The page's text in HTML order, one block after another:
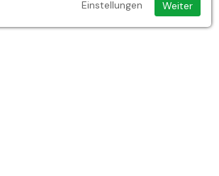
2 Suivant › Weiter
Einstellungen